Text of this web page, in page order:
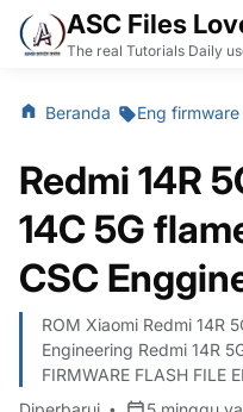
ASC Files
The real Tutorials Daily
Beranda Eng firmware
Redmi 14R
14C 5G
CSC
ROM Xiaomi Redmi 14R
Engineering Redmi 14R
FIRMWARE FLASH FILE